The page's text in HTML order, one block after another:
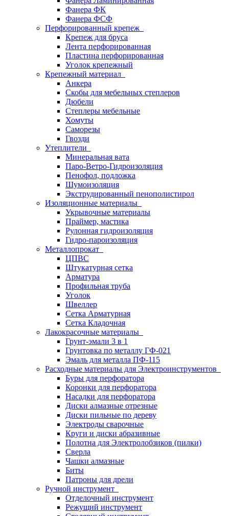
Фанера ФК
Фанера ФСФ
Перфорированный крепеж
Крепеж для бруса
Лента перфорированная
Пластина перфорированная
Уголок крепежный
Крепежный материал
Анкера
Скобы для мебельных степлеров
Дюбели
Степлеры мебельные
Хомуты
Саморезы
Гвозди
Утеплители
Минеральная вата
Паро-Ветро-Гидроизоляция
Пенофол, подложка
Шумоизоляция
Экструдированный пенополистирол
Изоляционные материалы
Укрывочные материалы
Праймер, мастика
Рулонная гидроизоляция
Гидро-пароизоляция
Металлопрокат
ЦПВС
Штукатурная сетка
Арматура
Профильная труба
Уголок
Швеллер
Сетка Арматурная
Сетка Кладочная
Лакокрасочные материалы
Грунт-эмали 3 в 1
Грунтовка по металлу ГФ-021
Эмаль для металла ПФ-115
Расходные материалы для Электроинструментов
Буры для перфоратора
Коронки для перфоратора
Насадки для перфоратора
Диски алмазные отрезные
Диски пильные по дереву
Электроды сварочные
Круги и диски абразивные
Полотна для Электролобзиков (пилки)
Сверла
Чашки алмазные
Биты
Патроны для дрели
Ручной инструмент
Отделочный инструмент
Режущий инструмент